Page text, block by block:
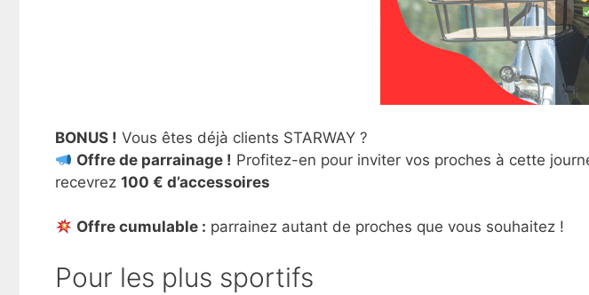
BONUS ! Vous êtes déjà clients STARWAY ?
Offre de parrainage ! Profitez-en pour inviter vos proches à cette
recevrez 100 € d’accessoires
Offre cumulable : parrainez autant de proches que vous souhaitez !
Pour les plus sportifs